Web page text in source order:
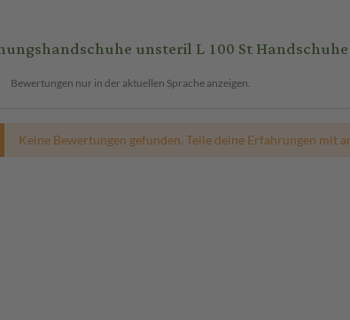
unsteril L 100 St Handschuhe
Bewertungen nur in der aktuellen Sprache anzeigen.
Keine Bewertungen gefunden. Teile deine Erfahrungen mit